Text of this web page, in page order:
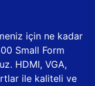
için ne kadar
Small Form
HDMI, VGA,
ile kaliteli ve